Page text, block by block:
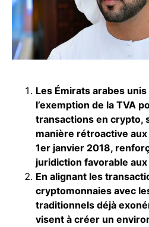
Les Émirats arabes
l’exemption de la TVA
transactions en crypto,
manière rétroactive
1er janvier 2018,
juridiction favorable
En alignant les
cryptomonnaies avec
traditionnels déjà
visent à créer un